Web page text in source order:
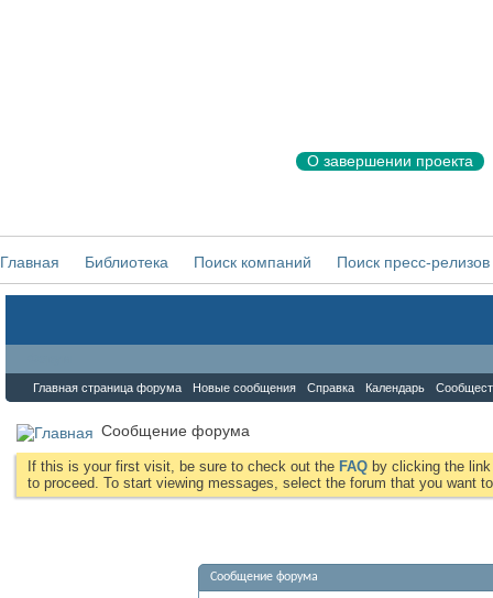
О завершении проекта
Главная Библиотека Поиск компаний Поиск пресс-релизов
Главная страница форума Новые сообщения Справка Календарь
Сообщение форума
If this is your first visit, be sure to check out the FAQ by clicking the
to proceed. To start viewing messages, select the forum that you want
Сообщение форума